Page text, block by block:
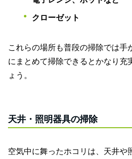
クローゼット
これらの場所も普段の掃除では手
にまとめて掃除できるとかなり充
ょう。
天井・照明器具の掃除
空気中に舞ったホコリは、天井や